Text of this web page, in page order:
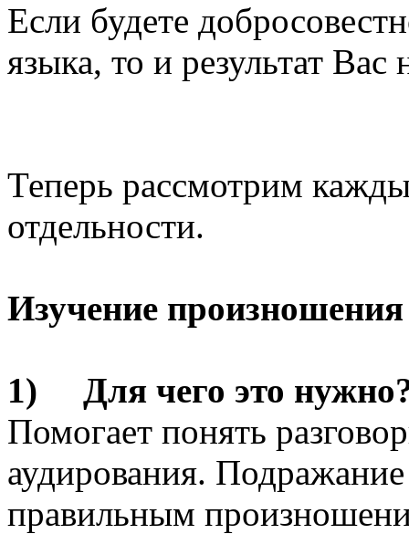
Если будете
языка, то и результат Вас
Теперь рассмотрим
отдельности.
Изучение произношения
1) Для чего это
Помогает понять
аудирования.
правильным